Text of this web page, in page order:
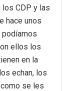
los CDP y las
hace unos
podíamos
ellos los
en la
echan, los
se les